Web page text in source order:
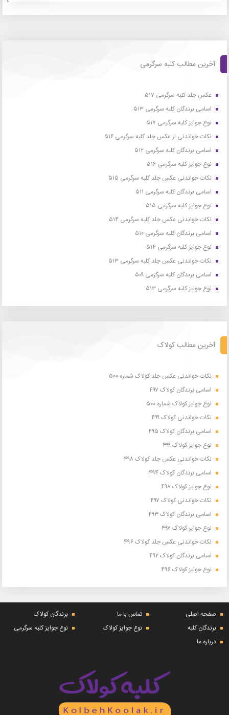
آخرین مطالب کلبه سرگرمی
عکس جلد کلبه سرگرمی ۵۱۷
اسامی برندگان کلبه سرگرمی ۵۱۳
نوع جوایز کلبه سرگرمی ۵۱۷
نکات خواندنی از عکس جلد کلبه سرگرمی ۵۱۶
اسامی برندگان کلبه سرگرمی ۵۱۲
نوع جوایز کلبه سرگرمی ۵۱۶
نکات خواندنی عکس جلد کلبه سرگرمی ۵۱۵
اسامی برندگان کلبه سرگرمی ۵۱۱
نوع جوایز کلبه سرگرمی ۵۱۵
نکات خواندنی عکس جلد کلبه سرگرمی ۵۱۴
اسامی برندگان کلبه سرگرمی ۵۱۰
نوع جوایز کلبه سرگرمی ۵۱۴
نکات خواندنی عکس جلد کلبه سرگرمی ۵۱۳
اسامی برندگان کلبه سرگرمی ۵۰۹
نوع جوایز کلبه سرگرمی ۵۱۳
آخرین مطالب کولاک
نکات خواندنی عکس جلد کولاک شماره ۵۰۰
اسامی برندگان کولاک ۴۹۷
نوع جوایز کولاک شماره ۵۰۰
نکات خواندنی کولاک ۴۹۹
اسامی برندگان کولاک ۴۹۵
نوع جوایز کولاک ۴۹۹
نکات خواندنی عکس جلد کولاک ۴۹۸
اسامی برندگان کولاک ۴۹۴
نوع جوایز کولاک ۴۹۸
نکات خواندنی کولاک ۴۹۷
اسامی برندگان کولاک ۴۹۳
نوع جوایز کولاک ۴۹۷
نکات خواندنی عکس جلد کولاک ۴۹۶
اسامی برندگان کولاک ۴۹۲
نوع جوایز کولاک ۴۹۶
صفحه اصلی تماس با ما
برندگان کولاک
برندگان کلبه
نوع جوایز کولاک
نوع جوایز کلبه سرگرمی
درباره ما